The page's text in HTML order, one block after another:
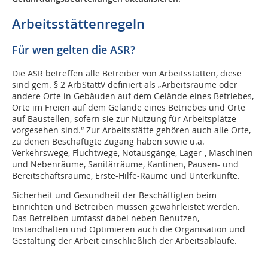
Arbeitsstättenregeln
Für wen gelten die ASR?
Die ASR betreffen alle Betreiber von Arbeitsstätten, diese
sind gem. § 2 ArbStättV definiert als „Arbeitsräume oder
andere Orte in Gebäuden auf dem Gelände eines Betriebes,
Orte im Freien auf dem Gelände eines Betriebes und Orte
auf Baustellen, sofern sie zur Nutzung für Arbeitsplätze
vorgesehen sind.“ Zur Arbeitsstätte gehören auch alle Orte,
zu denen Beschäftigte Zugang haben sowie u.a.
Verkehrswege, Fluchtwege, Not­ausgänge, Lager-, Maschinen-
und Nebenräume, Sanitärräume, Kantinen, Pausen- und
Bereitschaftsräume, Erste-Hilfe-Räume und Unterkünfte.
Sicherheit und Gesundheit der Beschäftigten beim
Einrichten und Betreiben müssen gewährleistet werden.
Das Betreiben umfasst dabei neben Benutzen,
Instandhalten und Optimieren auch die Organisation und
Gestaltung der Arbeit einschließlich der Arbeitsabläufe.